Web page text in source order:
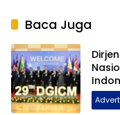
Baca Juga